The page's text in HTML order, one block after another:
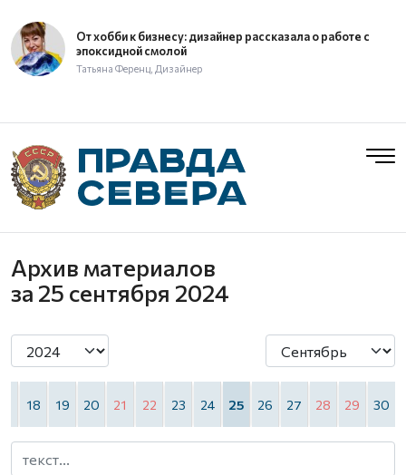
От хобби к бизнесу: дизайнер рассказала о работе с
эпоксидной смолой
Татьяна Ференц, Дизайнер
Архив материалов
за 25 сентября 2024
18 19 20 21 22 23 24 25 26 27 28 29 30